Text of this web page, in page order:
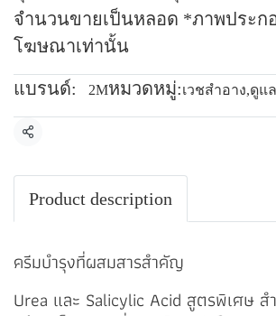
จำนวนขายเป็นหลอด *ภาพประก
โฆษณาเท่านั้น
แบรนด์: 2Mหมวดหมู่:เวชสำอาง,ดูแ
แชร์
Product description
ครีมบำรุงที่ผสมสารสำคัญ
Urea และ Salicylic Acid สูตรพิเศษ